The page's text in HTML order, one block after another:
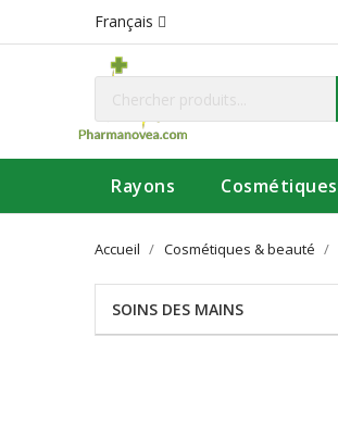
Français
Rayons Cosmétiques
Accueil Cosmétiques & beauté
SOINS DES MAINS